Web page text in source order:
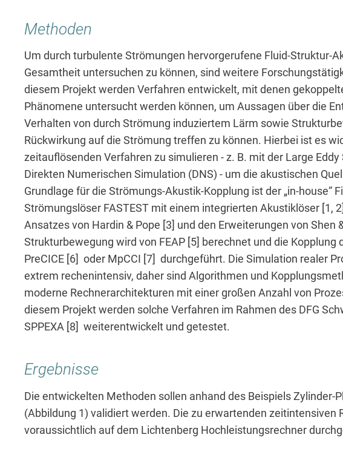
Methoden
Um durch turbulente Strömungen hervorgerufene Fluid-Struktur-
Gesamtheit untersuchen zu können, sind weitere
diesem Projekt werden Verfahren entwickelt, mit denen
Phänomene untersucht werden können, um Aussagen über die
Verhalten von durch Strömung induziertem Lärm sowie
Rückwirkung auf die Strömung treffen zu können. Hierbei ist es
zeitauflösenden Verfahren zu simulieren - z. B. mit der Large
Direkten Numerischen Simulation (DNS) - um die akustischen
Grundlage für die Strömungs-Akustik-Kopplung ist der „in-house“
Strömungslöser FASTEST mit einem integrierten Akustiklöser [1,
Ansatzes von Hardin & Pope [3] und den Erweiterungen von Shen
Strukturbewegung wird von FEAP [5] berechnet und die Kopplung
PreCICE [6] oder MpCCI [7] durchgeführt. Die Simulation realer
extrem rechenintensiv, daher sind Algorithmen und
moderne Rechnerarchitekturen mit einer großen Anzahl von
diesem Projekt werden solche Verfahren im Rahmen des DFG
SPPEXA [8] weiterentwickelt und getestet.
Ergebnisse
Die entwickelten Methoden sollen anhand des Beispiels Zylinder-
(Abbildung 1) validiert werden. Die zu erwartenden zeitintensiven
voraussichtlich auf dem Lichtenberg Hochleistungsrechner